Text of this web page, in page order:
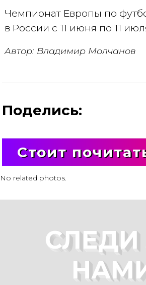
Чемпионат Европы по
в России с 11 июня по 11
Автор: Владимир Молчанов
Поделись:
Стоит
No related photos.
СЛЕДИ